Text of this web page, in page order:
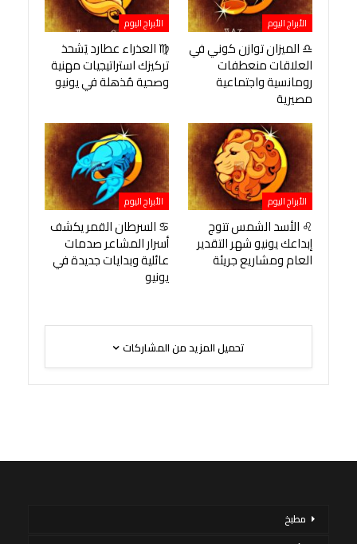
الأبراج اليوم
♎ الميزان توازن كوني في
العلاقات منعطفات
رومانسية واجتماعية
مصيرية
الأبراج اليوم
♍ العذراء عطارد يَشحذ
تركيزك استراتيجيات مهنية
وصحية مُذهلة في يونيو
الأبراج اليوم
♌ الأسد الشمس تتوج
إبداعك يونيو شهر التقدير
العام ومشاريع جريئة
الأبراج اليوم
♋ السرطان القمر يكشف
أسرار المشاعر صدمات
عائلية وبدايات جديدة في
يونيو
تحميل المزيد من المشاركات
مطبخ